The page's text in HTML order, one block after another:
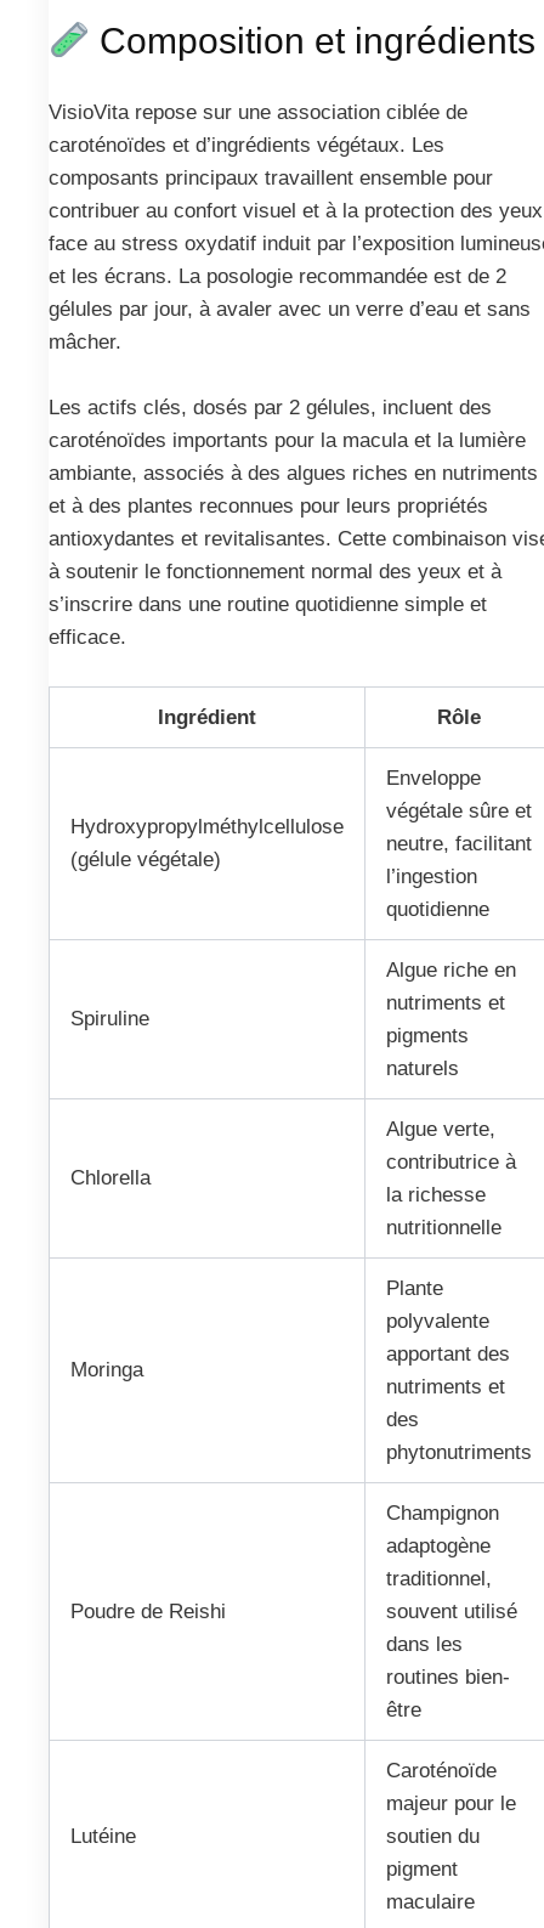
Composition et ingrédients
VisioVita repose sur une association ciblée de
caroténoïdes et d’ingrédients végétaux. Les
composants principaux travaillent ensemble pour
contribuer au confort visuel et à la protection des yeux
face au stress oxydatif induit par l’exposition
et les écrans. La posologie recommandée est de 2
gélules par jour, à avaler avec un verre d’eau et sans
mâcher.
Les actifs clés, dosés par 2 gélules, incluent des
caroténoïdes importants pour la macula et la lumière
ambiante, associés à des algues riches en nutriments
et à des plantes reconnues pour leurs propriétés
antioxydantes et revitalisantes. Cette combinaison
à soutenir le fonctionnement normal des yeux et à
s’inscrire dans une routine quotidienne simple et
efficace.
Ingrédient Rôle
Hydroxypropylméthylcellulose
(gélule végétale)
Enveloppe
végétale sûre et
neutre, facilitant
l’ingestion
quotidienne
Spiruline
Algue riche en
nutriments et
pigments
naturels
Chlorella
Algue verte,
contributrice à
la richesse
nutritionnelle
Moringa
Plante
polyvalente
apportant des
nutriments et
des
phytonutriments
Poudre de Reishi
Champignon
adaptogène
traditionnel,
souvent utilisé
dans les
routines bien-
être
Lutéine
Caroténoïde
majeur pour le
soutien du
pigment
maculaire